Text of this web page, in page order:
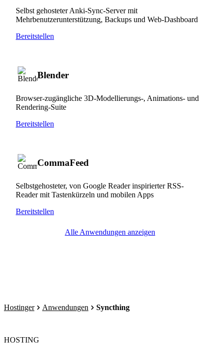
Selbst gehosteter Anki-Sync-Server mit
Mehrbenutzerunterstützung, Backups und Web-Dashboard
Bereitstellen
Blender
Browser-zugängliche 3D-Modellierungs-, Animations- und
Rendering-Suite
Bereitstellen
CommaFeed
Selbstgehosteter, von Google Reader inspirierter RSS-
Reader mit Tastenkürzeln und mobilen Apps
Bereitstellen
Alle Anwendungen anzeigen
Hostinger Anwendungen Syncthing
HOSTING